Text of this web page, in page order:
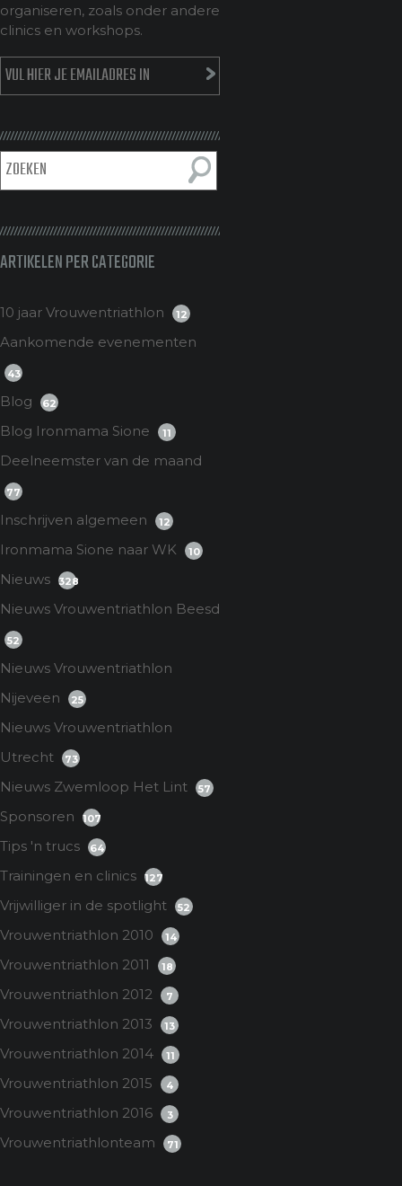
organiseren, zoals onder andere
clinics en workshops.
ARTIKELEN PER CATEGORIE
10 jaar Vrouwentriathlon 12
Aankomende evenementen
43
Blog 62
Blog Ironmama Sione 11
Deelneemster van de maand
77
Inschrijven algemeen 12
Ironmama Sione naar WK 10
Nieuws 328
Nieuws Vrouwentriathlon Beesd
52
Nieuws Vrouwentriathlon
Nijeveen
25
Nieuws Vrouwentriathlon
Utrecht
73
Nieuws Zwemloop Het Lint 57
Sponsoren 107
Tips 'n trucs 64
Trainingen en clinics 127
Vrijwilliger in de spotlight 52
Vrouwentriathlon 2010 14
Vrouwentriathlon 2011 18
Vrouwentriathlon 2012 7
Vrouwentriathlon 2013 13
Vrouwentriathlon 2014 11
Vrouwentriathlon 2015 4
Vrouwentriathlon 2016 3
Vrouwentriathlonteam 71